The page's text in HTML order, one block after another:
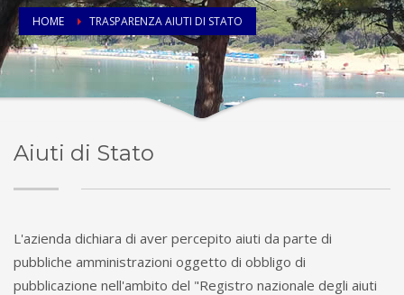
HOME TRASPARENZA AIUTI DI STATO
Aiuti di Stato
L'azienda dichiara di aver percepito aiuti da parte di
pubbliche amministrazioni oggetto di obbligo di
pubblicazione nell'ambito del "Registro nazionale degli aiuti